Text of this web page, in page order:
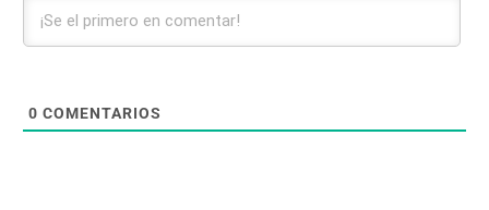
0 COMENTARIOS